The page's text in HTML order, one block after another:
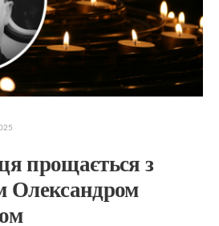
прощається з
Олександром